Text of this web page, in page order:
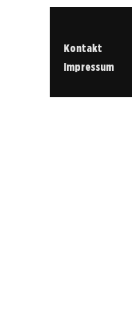
Kontakt
Impressum